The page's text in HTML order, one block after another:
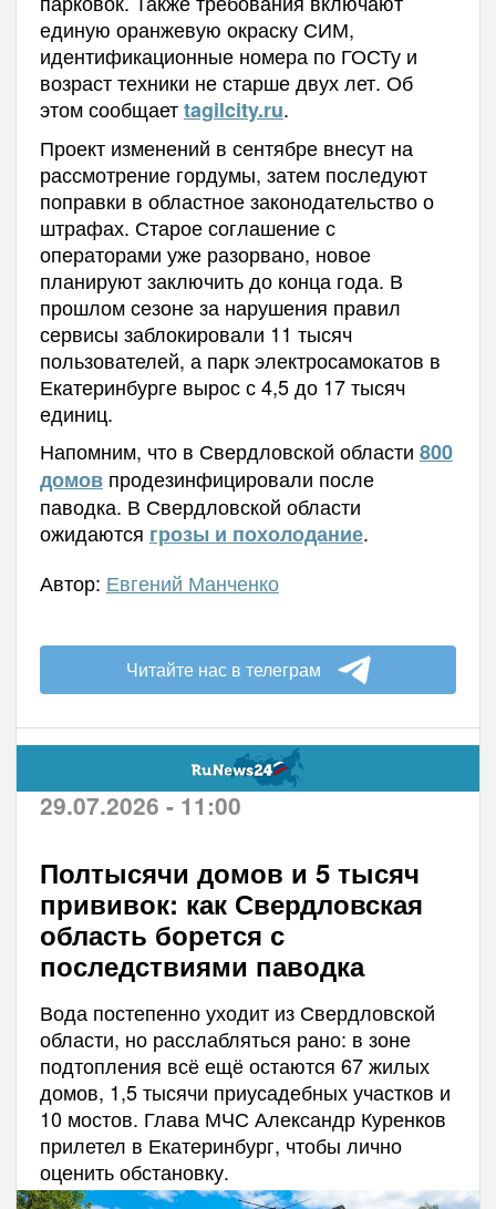
единую оранжевую окраску СИМ,
идентификационные номера по ГОСТу и
возраст техники не старше двух лет. Об
этом сообщаетtagilcity.ru.
Проект изменений в сентябре внесут на
рассмотрение гордумы, затем последуют
поправки в областное законодательство о
штрафах. Старое соглашение с
операторами уже разорвано, новое
планируют заключить до конца года. В
прошлом сезоне за нарушения правил
сервисы заблокировали 11 тысяч
пользователей, а парк электросамокатов в
Екатеринбурге вырос с 4,5 до 17 тысяч
единиц.
Напомним, что в Свердловской области 800
домовпродезинфицировали после
паводка. В Свердловской области
ожидаются грозы и похолодание.
Автор: Евгений Манченко
Читайте нас в телеграм
29.07.2026 - 11:00
Полтысячи домов и 5 тысяч
прививок: как Свердловская
область борется с
последствиями паводка
Вода постепенно уходит из Свердловской
области, но расслабляться рано: в зоне
подтопления всё ещё остаются 67 жилых
домов, 1,5 тысячи приусадебных участков и
10 мостов. Глава МЧС Александр Куренков
прилетел в Екатеринбург, чтобы лично
оценить обстановку.